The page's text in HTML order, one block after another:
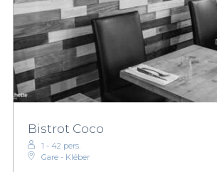
Bistrot Coco
1 - 42 pers.
Gare - Kléber